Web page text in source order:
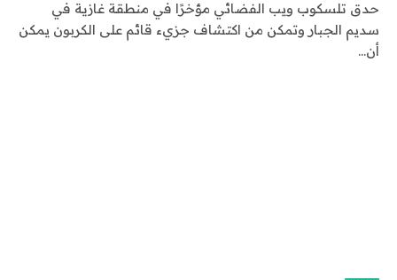
حدق تلسكوب ويب الفضائي مؤخرًا في منطقة غازية في
سديم الجبار وتمكن من اكتشاف جزيء قائم على الكربون يمكن
أن…